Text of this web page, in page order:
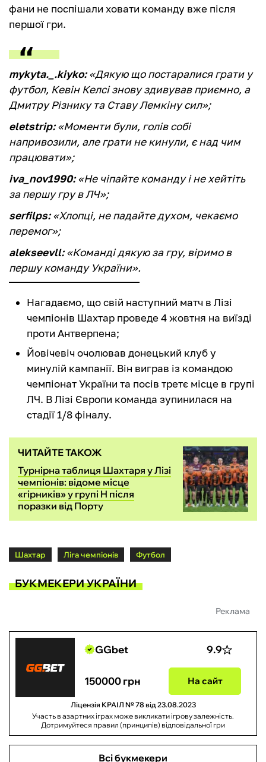
фани не поспішали ховати команду вже після
першої гри.
mykyta._.kiyko:«Дякую що постаралися грати у
футбол, Кевін Келсі знову здивував приємно, а
Дмитру Різнику та Ставу Лемкіну сил»;
eletstrip:«Моменти були, голів собі
напривозили, але грати не кинули, є над чим
працювати»;
iva_nov1990:«Не чіпайте команду і не хейтіть
за першу гру в ЛЧ»;
serfilps:«Хлопці, не падайте духом, чекаємо
перемог»;
alekseevll:«Команді дякую за гру, віримо в
першу команду України».
Нагадаємо, що свій наступний матч в Лізі
чемпіонів Шахтар проведе 4 жовтня на виїзді
проти Антверпена;
Йовічевіч очолював донецький клуб у
минулій кампанії. Він виграв із командою
чемпіонат України та посів третє місце в групі
ЛЧ. В Лізі Європи команда зупинилася на
стадії 1/8 фіналу.
ЧИТАЙТЕ ТАКОЖ
Турнірна таблиця Шахтаря у Лізі
чемпіонів: відоме місце
«гірників» у групі H після
поразки від Порту
Шахтар Ліга чемпіонів Футбол
БУКМЕКЕРИ УКРАЇНИ
Реклама
GGbet 9.9
150000 грн На сайт
Ліцензія КРАІЛ № 78 від 23.08.2023
Участь в азартних іграх може викликати ігрову залежність.
Дотримуйтеся правил (принципів) відповідальної гри
Всі букмекери